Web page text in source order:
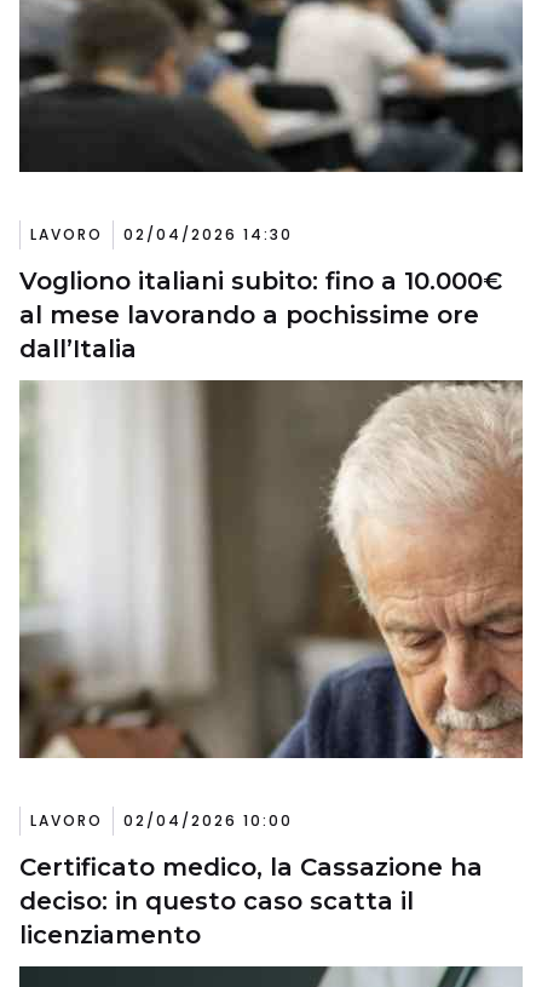
LAVORO 02/04/2026 14:30
Vogliono italiani subito: fino a 10.000€
al mese lavorando a pochissime ore
dall’Italia
LAVORO 02/04/2026 10:00
Certificato medico, la Cassazione ha
deciso: in questo caso scatta il
licenziamento